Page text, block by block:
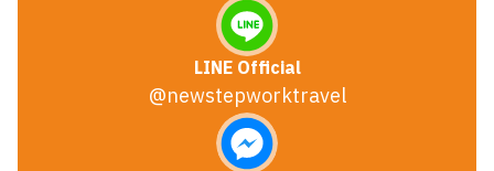
LINE Official
@newstepworktravel